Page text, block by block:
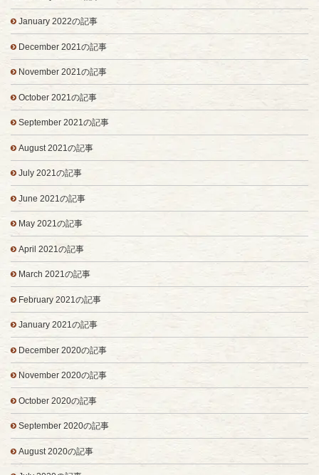
January 2022の記事
December 2021の記事
November 2021の記事
October 2021の記事
September 2021の記事
August 2021の記事
July 2021の記事
June 2021の記事
May 2021の記事
April 2021の記事
March 2021の記事
February 2021の記事
January 2021の記事
December 2020の記事
November 2020の記事
October 2020の記事
September 2020の記事
August 2020の記事